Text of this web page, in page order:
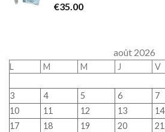
€35.00
août 2026
L M M J V
3
4 5 6 7
10
11 12 13 14
17
18 19 20 21